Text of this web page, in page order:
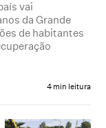
vai
da Grande
de habitantes
4 min leitura